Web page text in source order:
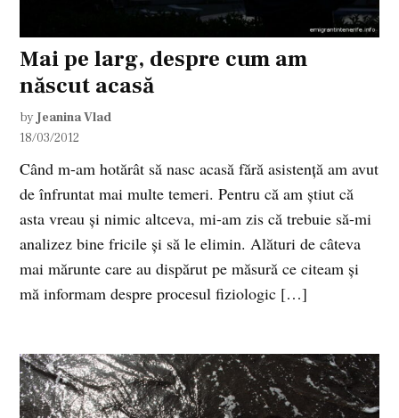
Mai pe larg, despre cum am
născut acasă
by Jeanina Vlad
18/03/2012
Când m-am hotărât să nasc acasă fără asistență am avut
de înfruntat mai multe temeri. Pentru că am știut că
asta vreau și nimic altceva, mi-am zis că trebuie să-mi
analizez bine fricile și să le elimin. Alături de câteva
mai mărunte care au dispărut pe măsură ce citeam și
mă informam despre procesul fiziologic […]